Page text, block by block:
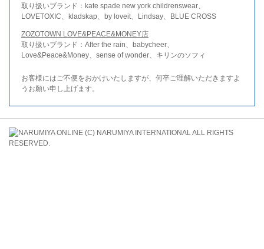
取り扱いブランド：kate spade new york childrenswear、
LOVETOXIC、kladskap、by loveit、Lindsay、BLUE CROSS
ZOZOTOWN LOVE&PEACE&MONEY店
取り扱いブランド：After the rain、babycheer、
Love&Peace&Money、sense of wonder、キリンのソフィ
お客様にはご不便をおかけいたしますが、何卒ご理解いただきますよ
うお願い申し上げます。